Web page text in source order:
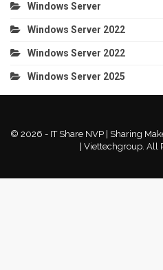
Windows Server
Windows Server 2022
Windows Server 2022
Windows Server 2025
© 2026 - IT Share NVP | Sharing
| Viettechgroup. All